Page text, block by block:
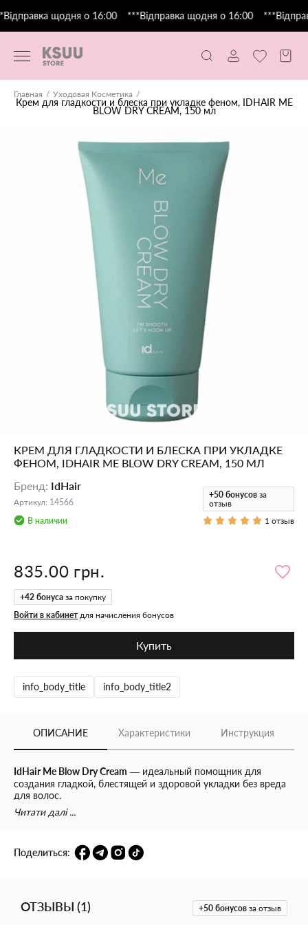
щодня о 16:00 ***Відправка щодня о 16:00
Главная Уходовая Косметика
Крем для гладкости и блеска при укладке феном, IDHAIR ME
BLOW DRY CREAM, 150 мл
КРЕМ ДЛЯ ГЛАДКОСТИ И БЛЕСКА ПРИ УКЛАДКЕ
ФЕНОМ, IDHAIR ME BLOW DRY CREAM, 150 МЛ
Бренд: IdHair
Артикул: 14566
В наличии
+50 бонусов за
отзыв
1 отзыв
835.00 грн.
+42 бонуса за покупку
Войти в кабинет для начисления бонусов
Купить
info_body_title info_body_title2
ОПИСАНИЕ Характеристики Инструкция
IdHair Me Blow Dry Cream — идеальный помощник для
создания гладкой, блестящей и здоровой укладки без вреда
для волос.
Этот крем разработан специально для тех, кто ежедневно
пользуется феном или другими термоприборами. Он не
температур до 230°C
, но и обеспечивает мощный уход,
увлажнение и питание.
облегчая расчёсывание. После сушки волосы выглядят как
после салонной процедуры — мягкие, послушные и
Читати далі ...
Поделиться:
+50 бонусов за отзыв
ОТЗЫВЫ (1)